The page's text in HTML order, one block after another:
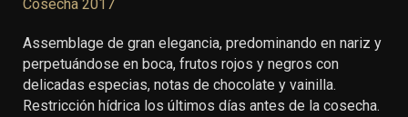
Cosecha 2017
Assemblage de gran elegancia, predominando en nariz y
perpetuándose en boca, frutos rojos y negros con
delicadas especias, notas de chocolate y vainilla.
Restricción hídrica los últimos días antes de la cosecha.